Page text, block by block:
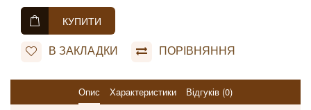
КУПИТИ
В ЗАКЛАДКИ ПОРІВНЯННЯ
Опис Характеристики Відгуків (0)